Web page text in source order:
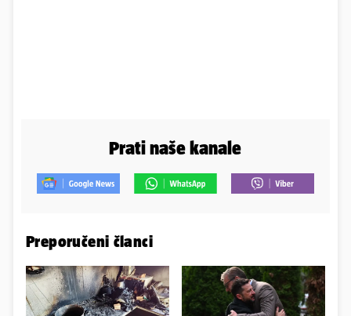
Prati naše kanale
Preporučeni članci